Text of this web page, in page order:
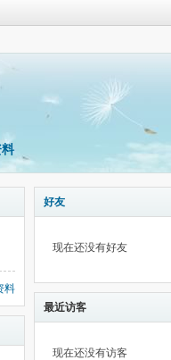
料
好友
现在还没有好友
最近访客
现在还没有访客